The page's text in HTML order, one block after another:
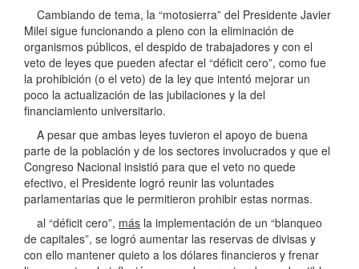
Cambiando de tema, la “motosierra” del Presidente Javier
Milei sigue funcionando a pleno con la eliminación de
organismos públicos, el despido de trabajadores y con el
veto de leyes que pueden afectar el “déficit cero”, como fue
la prohibición (o el veto) de la ley que intentó mejorar un
poco la actualización de las jubilaciones y la del
financiamiento universitario.
A pesar que ambas leyes tuvieron el apoyo de buena
parte de la población y de los sectores involucrados y que el
Congreso Nacional insistió para que el veto no quede
efectivo, el Presidente logró reunir las voluntades
parlamentarias que le permitieron prohibir estas normas.
al “déficit cero”, más la implementación de un “blanqueo
de capitales”, se logró aumentar las reservas de divisas y
con ello mantener quieto a los dólares financieros y frenar